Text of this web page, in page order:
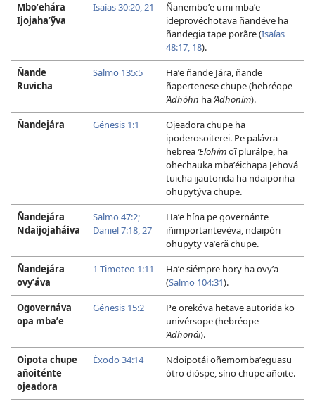
Mboʼehára
Ijojahaʼỹva
Isaías 30:20, 21
Ñanemboʼe umi mbaʼe
ideprovéchotava ñandéve ha
ñandegia tape porãre (Isaías
48:17, 18).
Ñande
Ruvicha
Salmo 135:5
Haʼe ñande Jára, ñande
ñapertenese chupe (hebréope
’Adhóhn ha’Adhoním).
Ñandejára
Génesis 1:1
Ojeadora chupe ha
ipoderosoiterei. Pe palávra
hebrea ’Elohímoĩ plurálpe, ha
ohechauka mbaʼéichapa Jehová
tuicha ijautorida ha ndaiporiha
ohupytýva chupe.
Ñandejára
Ndaijojaháiva
Salmo 47:2;
Daniel 7:18,27
Haʼe hína pe governánte
iñimportantevéva, ndaipóri
ohupyty vaʼerã chupe.
Ñandejára
ovyʼáva
1 Timoteo 1:11
Haʼe siémpre hory ha ovyʼa
(Salmo 104:31).
Ogovernáva
opa mbaʼe
Génesis 15:2
Pe orekóva hetave autorida ko
univérsope (hebréope
’Adhonái).
Oipota chupe
añoiténte
ojeadora
Éxodo 34:14
Ndoipotái oñemombaʼeguasu
ótro dióspe, síno chupe añoite.